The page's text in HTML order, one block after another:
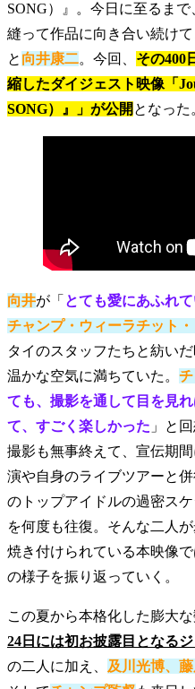
SONG）』。今日に至るま
縫って作品に向き合い続け
と 向井康二。今回、 その400
縮したダイジェスト映像「
SONG）』」が公開 となった
向井が「 とても愛にあふれ
チャンプ・ウィーラチット
タイのスタッフたちと紡い
温かな空気に満ちていた。
ても、撮影を通して目を見
て、すごく楽しかった 」と
撮影も無事終えて、宣伝期間
演や自身のライブツアーと併
のトップアイドルの過密ス
を何度も往復。そんな二人
焼き付けられている本映像
の様子を振り返っていく。
この夏から本格化した膨大
24日には初お披露目となる
の二人に加え、 及川光博、